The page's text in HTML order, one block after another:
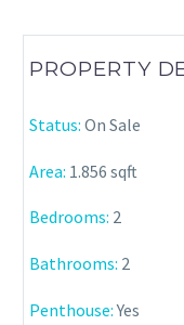
PROPERTY
Status: On Sale
Area: 1.856 sqft
Bedrooms: 2
Bathrooms: 2
Penthouse:Yes